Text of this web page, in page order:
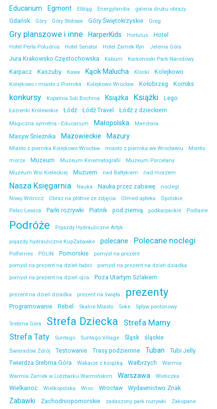
Educarium Egmont Elbląg Energylandia galeria druku obrazy
Gdańsk Góry Góry Stołowe Góry Świętokrzyskie Greg
Gry planszowe i inne HarperKids Hortulus Hotel
Hotel Perła Południa Hotel Senator Hotel Zamek Ryn Jelenia Góra
Jura Krakowsko Częstochowska Kabum Karkonoski Park Narodowy
Karpacz Kaszuby Kawa Kącik Malucha Klocki Kolejkowo
Kolejkowo i miasto z Piernika Kolejkowo Wrocław Kołobrzeg Komiks
konkursy Kopalnia Soli Bochnia Książka Książki Lego
Łazienki Królewskie Łódź Łódź Travel Łódź z dzieckiem
Magiczna symetria - Educarium Małopolska Mandoria
Masyw Śnieżnika Mazowieckie Mazury
Miasto z piernika Kolejkowo Wrocław miasto z piernika we Wrocławiu
Montis
morze
Muzeum Muzeum Kinematografii
Muzeum Porcelany
Muzeum Wsi Kieleckiej
Muzuem nad Bałtykiem nad morzem
Nasza Księgarnia Nauka Nauka przez zabawę
noclegi
Nowy Wiśnicz
Obraz na płótnie ze zdjęcia Olmed apteka
Opolskie
Pałac Ławica
Parki rozrywki Piatnik pod ziemią podkarpackie Podlasie
Podróże Pojazdy Hydrauliczne Artyk
pojazdy hydrauliczne KupZabawke polecane Polecane noclegi
Polferries POLIN Pomorskie
pomysł na prezent
pomysł na prezent na dzień babci
pomysł na prezent na dzień dziadka
pomysł na prezent na dzień ojca
Poza Utartym Szlakiem
prezent na dzień dziadka prezent na święta prezenty
Programowanie Rebel Skalne Miasto Soke Spływ pontonowy
Srebrna Góra Strefa Dziecka
Strefa Mamy
Strefa Taty
Suntago Suntago Village Śląsk śląskie
Świeradów Zdrój Testowanie Trasy podziemne Tuban
Tubi Jelly
Twierdza Srebrna Góra
Wakacje z książką Wałbrzych Warmia
Warmia Zamek w Lidzbarku Warmińskim Warszawa Wieliczka
Wielkanoc Wielkopolska Wroc Wrocław Wydawnictwo Znak
Zabawki Zachodniopomorskie zadaszony park rozrywki Zakopane